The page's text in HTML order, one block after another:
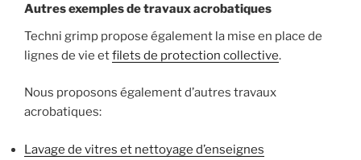
Autres exemples de travaux acrobatiques
Techni grimp propose également la mise en place de
lignes de vie etfilets de protection collective.
Nous proposons également d’autres travaux
acrobatiques:
Lavage de vitres et nettoyage d’enseignes